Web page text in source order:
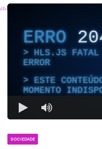
ERRO
HLS.JS FATAL
ERROR
ESTE
MOMENTO
SOCIEDADE